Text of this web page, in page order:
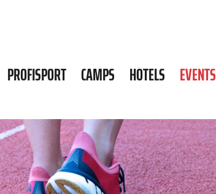
PROFISPORT CAMPS HOTELS EVENTS